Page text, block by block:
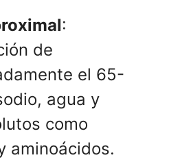
:
de
el 65-
agua y
como
aminoácidos.